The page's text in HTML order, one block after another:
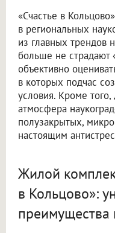
«Счастье в
в региональных
из главных трендов
больше не страдают
объективно
в которых подчас
условия. Кроме
атмосфера
полузакрытых,
настоящим
Жилой
в Кольцово»:
преимущества